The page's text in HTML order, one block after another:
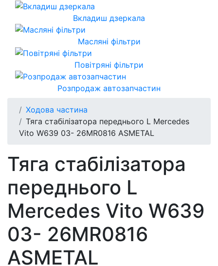
Вкладиш дзеркала
Масляні фільтри
Повітряні фільтри
Розпродаж автозапчастин
Ходова частина
Тяга стабілізатора переднього L Mercedes
Vito W639 03- 26MR0816 ASMETAL
Тяга стабілізатора
переднього L
Mercedes Vito W639
03- 26MR0816
ASMETAL